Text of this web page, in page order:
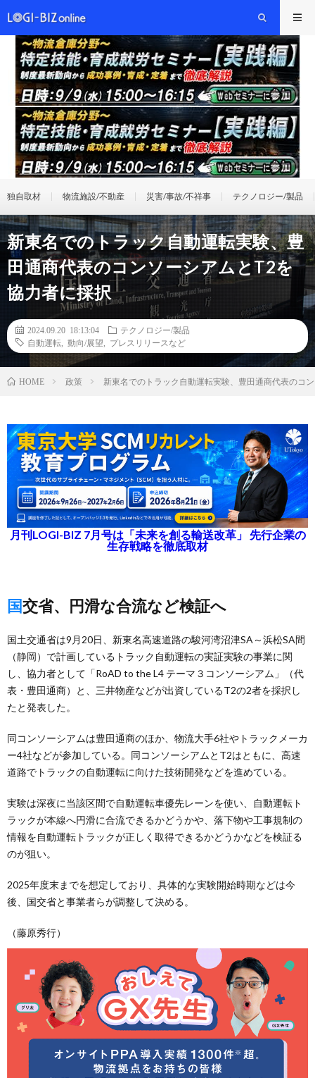
独自取材 物流施設/不動産 災害/事故/不祥事 テクノロジー/製品
新東名でのトラック自動運転実験、豊
田通商代表のコンソーシアムとT2を
協力者に採択
2024.09.20 18:13:04
テクノロジー/製品
自動運転
動向/展望 プレスリリースなど
HOME 政策 新東名でのトラック自動運転実験、豊田通商代表のコ
月刊LOGI-BIZ 7月号は「未来を創る輸送改革」 先行企業の
生存戦略を徹底取材
国交省、円滑な合流など検証へ
国土交通省は9月20日、新東名高速道路の駿河湾沼津SA～浜松SA間
（静岡）で計画しているトラック自動運転の実証実験の事業に関
し、協力者として「RoAD to the L4 テーマ３コンソーシアム」（代
表・豊田通商）と、三井物産などが出資しているT2の2者を採択し
たと発表した。
同コンソーシアムは豊田通商のほか、物流大手6社やトラックメーカ
ー4社などが参加している。同コンソーシアムとT2はともに、高速
道路でトラックの自動運転に向けた技術開発などを進めている。
実験は深夜に当該区間で自動運転車優先レーンを使い、自動運転ト
ラックが本線へ円滑に合流できるかどうかや、落下物や工事規制の
情報を自動運転トラックが正しく取得できるかどうかなどを検証る
のが狙い。
2025年度末までを想定しており、具体的な実験開始時期などは今
後、国交省と事業者らが調整して決める。
（藤原秀行）